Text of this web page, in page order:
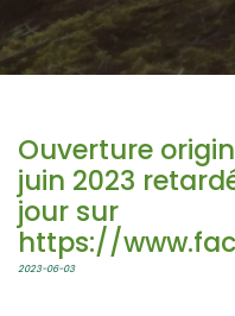
Ouverture
juin 2023
jour sur
https://
2023-06-03